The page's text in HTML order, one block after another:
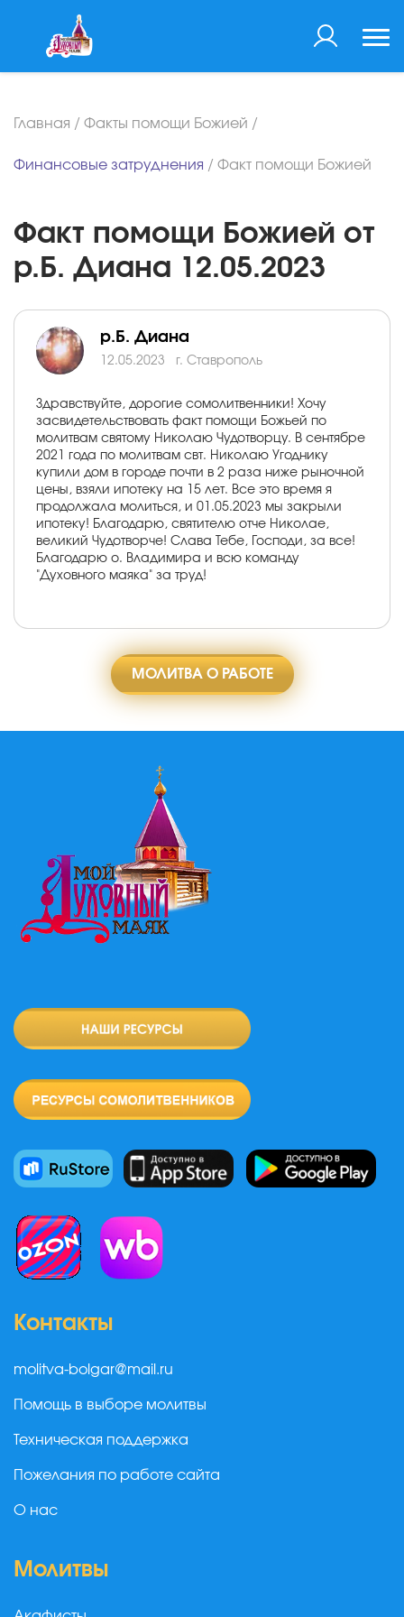
Главная / Факты помощи Божией /
Финансовые затруднения / Факт помощи Божией
Факт помощи Божией от
р.Б. Диана 12.05.2023
р.Б. Диана
12.05.2023 г. Ставрополь
Здравствуйте, дорогие сомолитвенники! Хочу
засвидетельствовать факт помощи Божьей по
молитвам святому Николаю Чудотворцу. В сентябре
2021 года по молитвам свт. Николаю Угоднику
купили дом в городе почти в 2 раза ниже рыночной
цены, взяли ипотеку на 15 лет. Все это время я
продолжала молиться, и 01.05.2023 мы закрыли
ипотеку! Благодарю, святителю отче Николае,
великий Чудотворче! Слава Тебе, Господи, за все!
Благодарю о. Владимира и всю команду
"Духовного маяка" за труд!
МОЛИТВА О РАБОТЕ
Контакты
molitva-bolgar@mail.ru
Помощь в выборе молитвы
Техническая поддержка
Пожелания по работе сайта
О нас
Молитвы